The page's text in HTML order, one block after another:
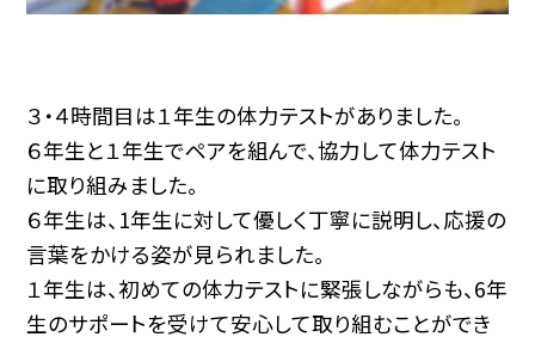
３・４時間目は１年生の体力テストがありました。
６年生と１年生でペアを組んで、協力して体力テスト
に取り組みました。
６年生は、1年生に対して優しく丁寧に説明し、応援の
言葉をかける姿が見られました。
１年生は、初めての体力テストに緊張しながらも、6年
生のサポートを受けて安心して取り組むことができ